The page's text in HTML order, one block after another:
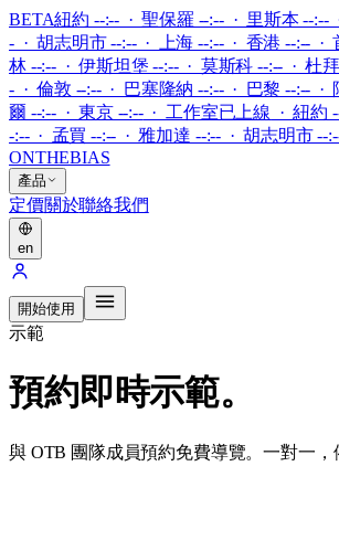
BETA紐約 --:-- · 聖保羅 --:-- · 里斯本 --
- · 胡志明市 --:-- · 上海 --:-- · 香港 --:-- ·
林 --:-- · 伊斯坦堡 --:-- · 莫斯科 --:-- · 杜
- · 倫敦 --:-- · 巴塞隆納 --:-- · 巴黎 --:-- ·
爾 --:-- · 東京 --:--· 工作室已上線 ·紐約
-:-- · 孟買 --:-- · 雅加達 --:-- · 胡志明市 --
ONTHEBIAS
產品
定價關於聯絡我們
en
開始使用
示範
預約即時示範。
與 OTB 團隊成員預約免費導覽。一對一